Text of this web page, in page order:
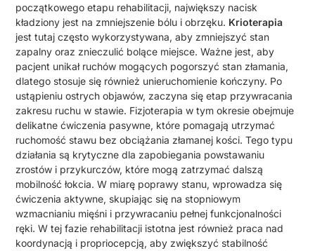
początkowego etapu rehabilitacji, największy nacisk
kładziony jest na zmniejszenie bólu i obrzęku. Krioterapia
jest tutaj często wykorzystywana, aby zmniejszyć stan
zapalny oraz znieczulić bolące miejsce. Ważne jest, aby
pacjent unikał ruchów mogących pogorszyć stan złamania,
dlatego stosuje się również unieruchomienie kończyny. Po
ustąpieniu ostrych objawów, zaczyna się etap przywracania
zakresu ruchu w stawie. Fizjoterapia w tym okresie obejmuje
delikatne ćwiczenia pasywne, które pomagają utrzymać
ruchomość stawu bez obciążania złamanej kości. Tego typu
działania są krytyczne dla zapobiegania powstawaniu
zrostów i przykurczów, które mogą zatrzymać dalszą
mobilność łokcia. W miarę poprawy stanu, wprowadza się
ćwiczenia aktywne, skupiając się na stopniowym
wzmacnianiu mięśni i przywracaniu pełnej funkcjonalności
ręki. W tej fazie rehabilitacji istotna jest również praca nad
koordynacją i propriocepcją, aby zwiększyć stabilność